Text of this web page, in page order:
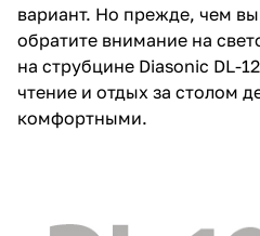
вариант. Но прежде, чем
обратите внимание на
на струбцине Diasonic DL-
чтение и отдых за столом
комфортными.